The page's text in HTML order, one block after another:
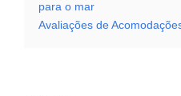
para o mar
Avaliações de